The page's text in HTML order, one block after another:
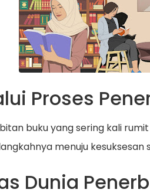
Proses
buku yang sering kali
menuju kesuksesan
Dunia